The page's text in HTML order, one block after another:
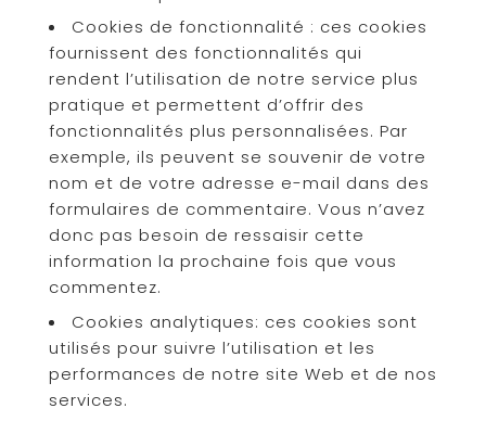
Cookies de fonctionnalité : ces cookies
fournissent des fonctionnalités qui
rendent l’utilisation de notre service plus
pratique et permettent d’offrir des
fonctionnalités plus personnalisées. Par
exemple, ils peuvent se souvenir de votre
nom et de votre adresse e-mail dans des
formulaires de commentaire. Vous n’avez
donc pas besoin de ressaisir cette
information la prochaine fois que vous
commentez.
Cookies analytiques: ces cookies sont
utilisés pour suivre l’utilisation et les
performances de notre site Web et de nos
services.